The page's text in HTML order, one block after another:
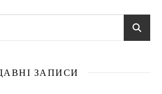
ЗАПИСИ